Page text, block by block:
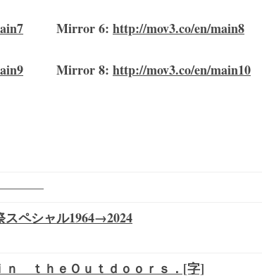
7 Mirror6: http://mov3.co/en/main8
9 Mirror 8: http://mov3.co/en/main10
スペシャル1964→2024
ｔｈｅＯｕｔｄｏｏｒｓ．[字]